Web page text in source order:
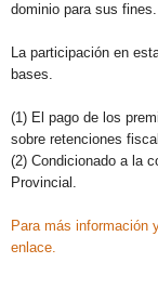
dominio para sus fines.
La participación en
bases.
(1) El pago de los
sobre retenciones
(2) Condicionado a la
Provincial.
Para más información
enlace.